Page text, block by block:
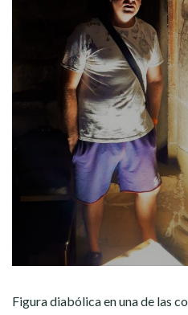
Figura diabólica en una de las